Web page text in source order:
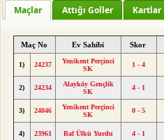
Maçlar Attığı Goller Kartlar
Maç No Ev Sahibi Skor
1) 24237
Yenikent Perçinci
SK
1 - 4
2) 24234
Alayköy Gençlik
SK
4 - 1
3) 24046
Yenikent Perçinci
SK
0 - 5
4) 23961 Baf Ülkü Yurdu 4 - 1